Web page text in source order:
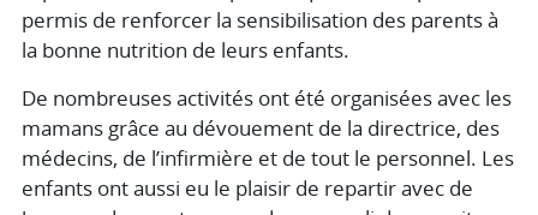
permis de renforcer la sensibilisation des parents à
la bonne nutrition de leurs enfants.
De nombreuses activités ont été organisées avec les
mamans grâce au dévouement de la directrice, des
médecins, de l’infirmière et de tout le personnel. Les
enfants ont aussi eu le plaisir de repartir avec de